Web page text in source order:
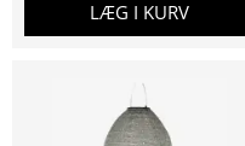
LÆG I KURV